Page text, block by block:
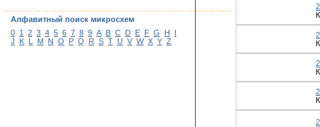
Алфавитный поиск микросхем
0 1 2 3 4 5 6 7 8 9 A B C D E F G H
I
J
K L M N O P Q R S T U V W X Y Z